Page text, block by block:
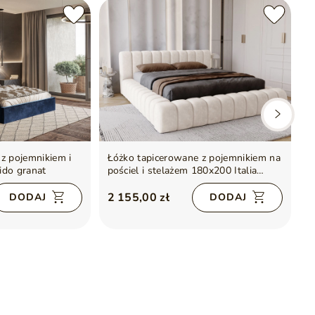
pojemnikiem i
granat
DODAJ
Łóżko tapicerowane z pojemnikiem na
pościel i stelażem 180x200 Italia
2 155,00 zł DODAJ